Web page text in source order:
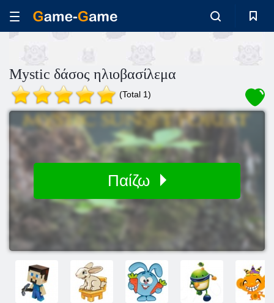
Mystic δάσος ηλιοβασίλεμα
(Total 1)
Παίζω